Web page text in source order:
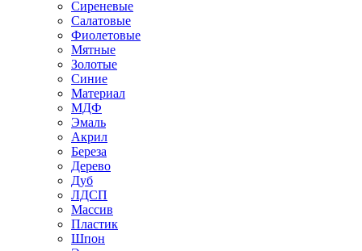
Сиреневые
Салатовые
Фиолетовые
Мятные
Золотые
Синие
Материал
МДФ
Эмаль
Акрил
Береза
Дерево
Дуб
ЛДСП
Массив
Пластик
Шпон